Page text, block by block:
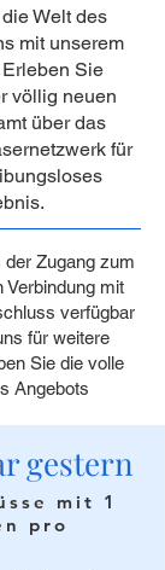
Welt des
mit unserem
Sie
völlig neuen
über das
für
Zugang zum
Verbindung mit
verfügbar
für weitere
Sie die volle
Angebots
gestern
mit 1
pro